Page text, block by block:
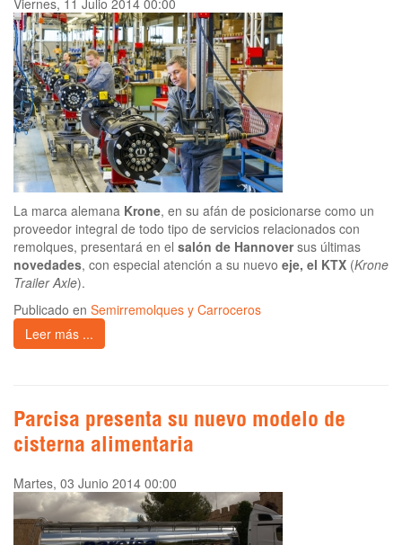
Viernes, 11 Julio 2014 00:00
La marca alemana Krone, en su afán de posicionarse como un
proveedor integral de todo tipo de servicios relacionados con
remolques, presentará en el salón de Hannoversus últimas
novedades, con especial atención a su nuevo eje, el KTX (Krone
Trailer Axle).
Publicado en Semirremolques y Carroceros
Leer más ...
Parcisa presenta su nuevo modelo de
cisterna alimentaria
Martes, 03 Junio 2014 00:00